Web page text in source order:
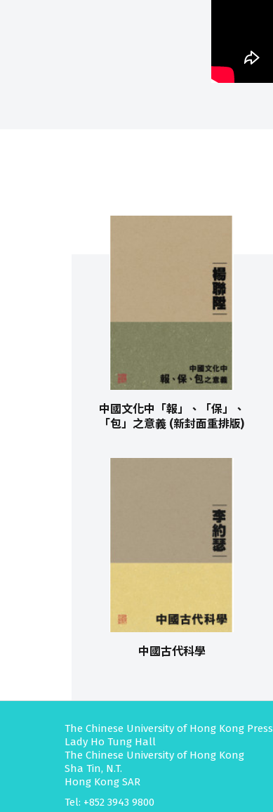
中國文化中「報」、「保」、
「包」之意義 (新封面重排版)
中國古代科學
The Chinese University of Hong Kong Press
Lady Ho Tung Hall
The Chinese University of Hong Kong
Sha Tin, N.T.
Hong Kong SAR
Tel: +852 3943 9800